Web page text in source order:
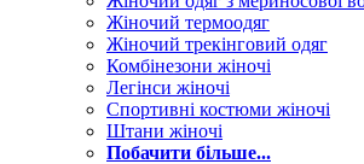
Жіночий термоодяг
Жіночий трекінговий одяг
Комбінезони жіночі
Легінси жіночі
Спортивні костюми жіночі
Штани жіночі
Побачити більше...